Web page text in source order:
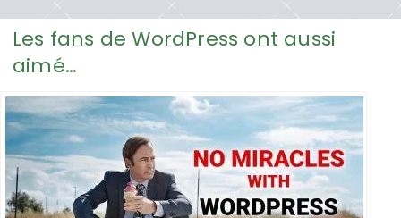
Les fans de WordPress ont aussi
aimé…